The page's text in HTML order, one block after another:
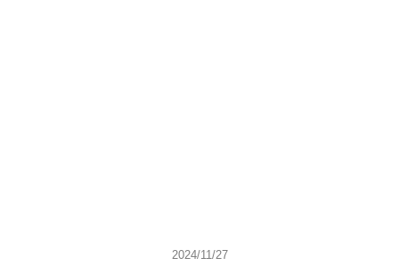
2024/11/27